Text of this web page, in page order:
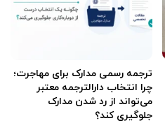
ترجمه رسمی مدارک برای مهاجرت؛
چرا انتخاب دارالترجمه معتبر
می‌تواند از رد شدن مدارک
جلوگیری کند؟